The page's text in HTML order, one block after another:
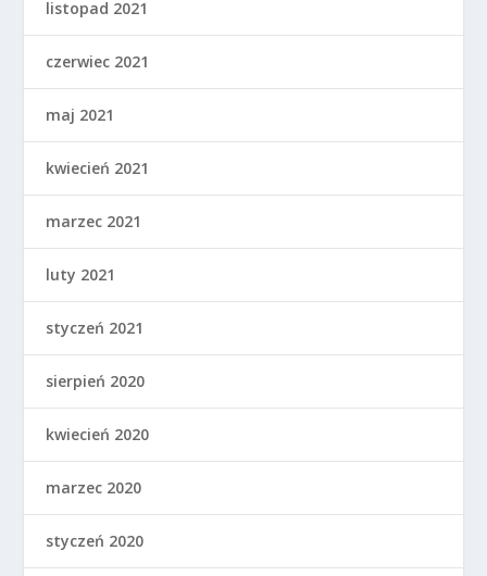
listopad 2021
czerwiec 2021
maj 2021
kwiecień 2021
marzec 2021
luty 2021
styczeń 2021
sierpień 2020
kwiecień 2020
marzec 2020
styczeń 2020